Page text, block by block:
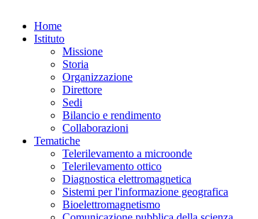
Home
Istituto
Missione
Storia
Organizzazione
Direttore
Sedi
Bilancio e rendimento
Collaborazioni
Tematiche
Telerilevamento a microonde
Telerilevamento ottico
Diagnostica elettromagnetica
Sistemi per l'informazione geografica
Bioelettromagnetismo